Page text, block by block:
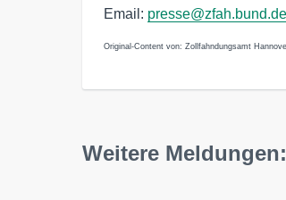
Email: presse@zfah.bund.de
Original-Content von: Zollfahndungsamt
Weitere